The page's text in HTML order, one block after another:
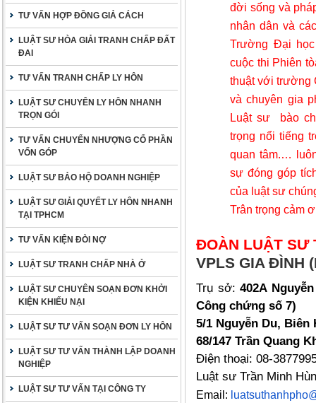
TƯ VẤN HỢP ĐỒNG GIẢ CÁCH
LUẬT SƯ HÒA GIẢI TRANH CHẤP ĐẤT
ĐAI
TƯ VẤN TRANH CHẤP LY HÔN
LUẬT SƯ CHUYÊN LY HÔN NHANH
TRỌN GÓI
TƯ VẤN CHUYỂN NHƯỢNG CỔ PHẦN
VỐN GÓP
LUẬT SƯ BẢO HỘ DOANH NGHIỆP
LUẬT SƯ GIẢI QUYẾT LY HÔN NHANH
TẠI TPHCM
TƯ VẤN KIỆN ĐÒI NỢ
LUẬT SƯ TRANH CHẤP NHÀ Ở
LUẬT SƯ CHUYÊN SOẠN ĐƠN KHỞI
KIỆN KHIẾU NẠI
LUẬT SƯ TƯ VẤN SOẠN ĐƠN LY HÔN
LUẬT SƯ TƯ VẤN THÀNH LẬP DOANH
NGHIỆP
LUẬT SƯ TƯ VẤN TẠI CÔNG TY
đời sống và
nhân dân và
Trường Đại
cuộc thi Phiên
thuật với trường
và chuyên gia
Luật sư
bào
trọng nổi tiếng
quan tâm.…
sự đóng góp
của luật sư
Trân trọng cảm
ĐOÀN LUẬT SƯ
VPLS GIA ĐÌNH
Trụ sở:402A
Công chứng số 7)
5/1 Nguyễn Du,
68/147 Trần Quang
Điện thoại: 08-
Luật sư Trần Minh
Email: